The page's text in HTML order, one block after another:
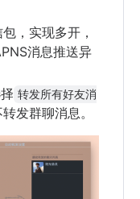
，实现多开，
消息推送异
转发所有好友消
发群聊消息。